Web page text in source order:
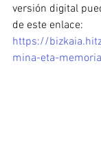
versión digital
de este enlace:
https://
mina-eta-